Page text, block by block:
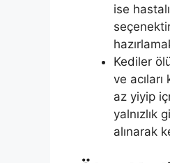
ise
Kediler
ve
az yiyip
yalnızlık
alınarak